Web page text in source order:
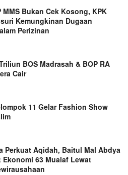
MMS Bukan Cek Kosong, KPK
Kemungkinan Dugaan
Perizinan
BOS Madrasah & BOP RA
Cair
11 Gelar Fashion Show
Perkuat Aqidah, Baitul Mal Abdya
Ekonomi 63 Mualaf Lewat